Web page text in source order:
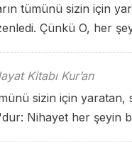
tümünü sizin için
Çünkü O, her
Kitabı Kur’an
sizin için
Nihayet her şeyin